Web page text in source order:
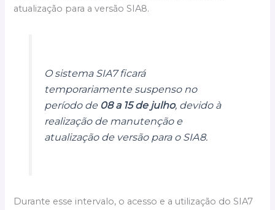
atualização para a versão SIA8.
O sistema SIA7 ficará
temporariamente suspenso no
período de 08 a 15 de julho, devido à
realização de manutenção e
atualização de versão para o SIA8.
Durante esse intervalo, o acesso e a utilização do SIA7